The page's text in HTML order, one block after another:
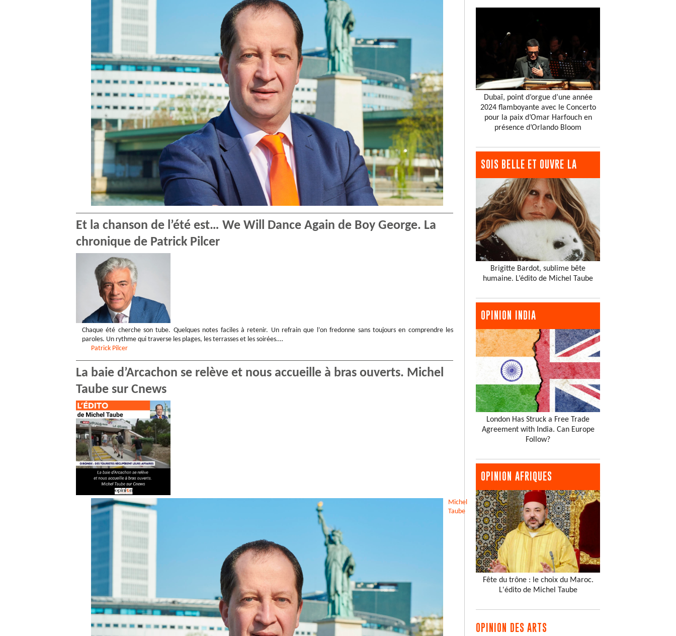
Et la chanson de l’été est… We Will Dance Again de Boy George. La
chronique de Patrick Pilcer
Chaque été cherche son tube. Quelques notes faciles à retenir. Un refrain que l’on fredonne sans toujours en comprendre les
paroles. Un rythme qui traverse les plages, les terrasses et les soirées.…
Patrick Pilcer
La baie d’Arcachon se relève et nous accueille à bras ouverts. Michel
Taube sur Cnews
Michel
Taube
Dubaï, point d’orgue d’une année
2024 flamboyante avec le Concerto
pour la paix d’Omar Harfouch en
présence d’Orlando Bloom
SOIS BELLE ET OUVRE LA
Brigitte Bardot, sublime bête
humaine. L’édito de Michel Taube
OPINION INDIA
London Has Struck a Free Trade
Agreement with India. Can Europe
Follow?
OPINION AFRIQUES
Fête du trône : le choix du Maroc.
L'édito de Michel Taube
OPINION DES ARTS